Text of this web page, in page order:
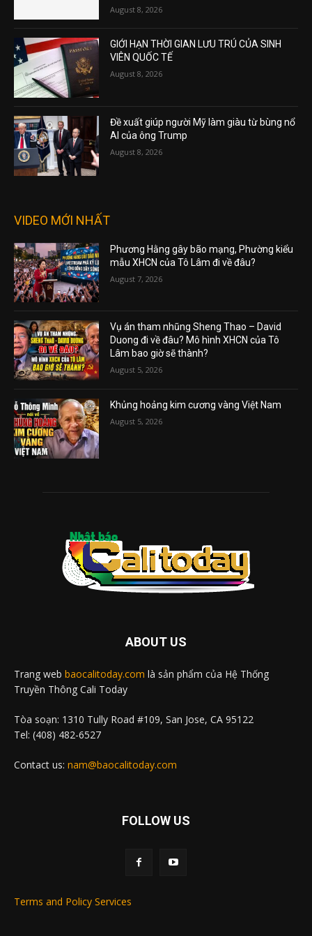
August 8, 2026
GIỚI HẠN THỜI GIAN LƯU TRÚ CỦA SINH
VIÊN QUỐC TẾ
August 8, 2026
Đề xuất giúp người Mỹ làm giàu từ bùng nổ
AI của ông Trump
August 8, 2026
VIDEO MỚI NHẤT
Phương Hằng gây bão mạng, Phường kiểu
mẫu XHCN của Tô Lâm đi về đâu?
August 7, 2026
Vụ án tham nhũng Sheng Thao – David
Duong đi về đâu? Mô hình XHCN của Tô
Lâm bao giờ sẽ thành?
August 5, 2026
Khủng hoảng kim cương vàng Việt Nam
August 5, 2026
ABOUT US
Trang web baocalitoday.com là sản phẩm của Hệ Thống
Truyền Thông Cali Today
Tòa soạn: 1310 Tully Road #109, San Jose, CA 95122
Tel: (408) 482-6527
Contact us: nam@baocalitoday.com
FOLLOW US
Terms and Policy Services